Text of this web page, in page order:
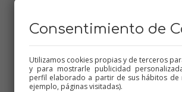
Consentimiento de
Utilizamos cookies propias y de terceros
y para mostrarle publicidad
perfil elaborado a partir de sus hábitos de
ejemplo, páginas visitadas).